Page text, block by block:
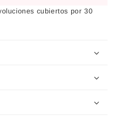
cubiertos por 30